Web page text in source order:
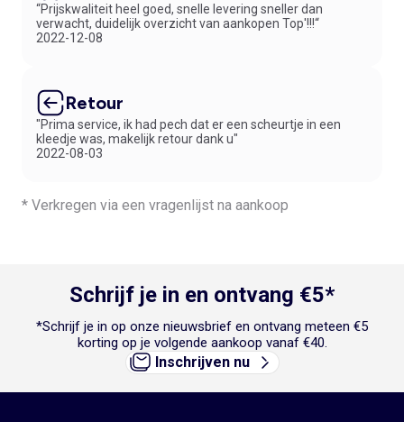
“Prijskwaliteit heel goed, snelle levering sneller dan
verwacht, duidelijk overzicht van aankopen Top'!!!“
2022-12-08
Retour
"Prima service, ik had pech dat er een scheurtje in een
kleedje was, makelijk retour dank u"
2022-08-03
* Verkregen via een vragenlijst na aankoop
Schrijf je in en ontvang €5*
*Schrijf je in op onze nieuwsbrief en ontvang meteen €5
korting op je volgende aankoop vanaf €40.
Inschrijven nu